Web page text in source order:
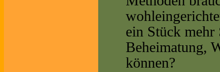
ein Stück
Beheimatung,
können?